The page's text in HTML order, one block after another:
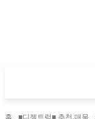
홈 ■디젤트럭■ 추천.매물